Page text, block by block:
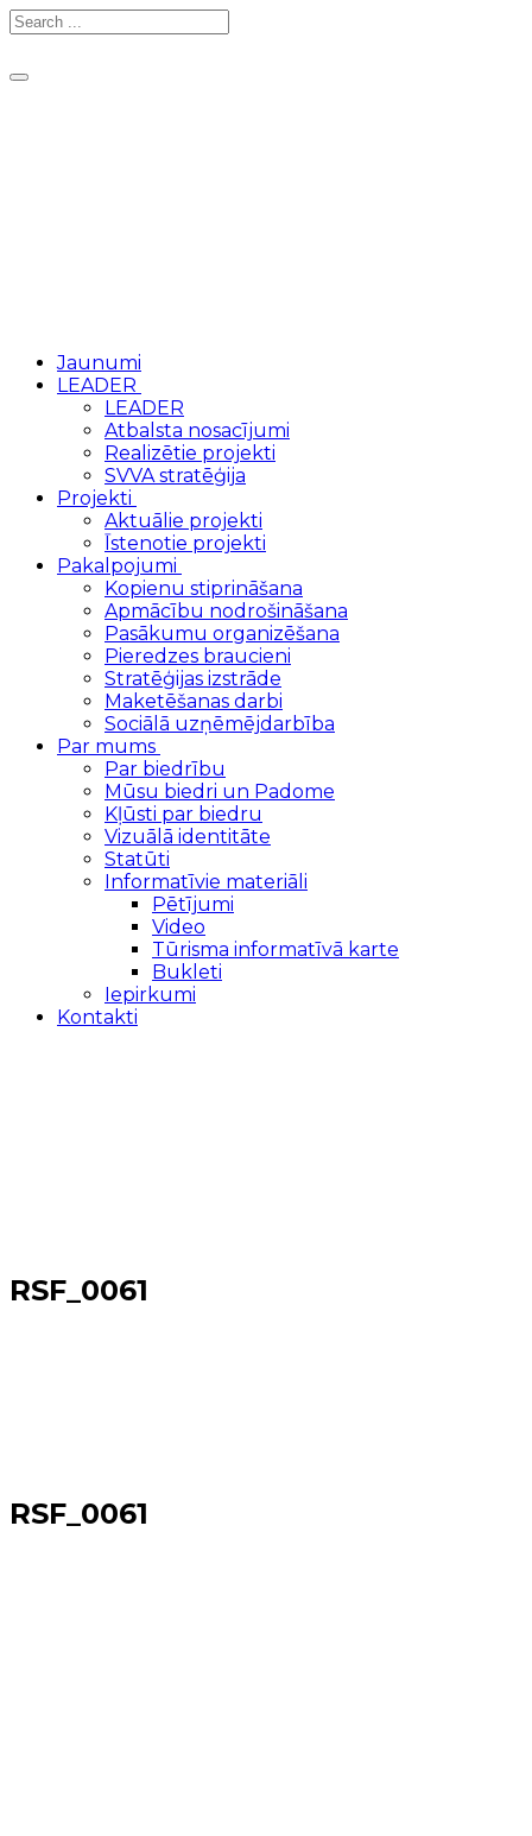
Toggle
Jaunumi
LEADER
LEADER
Atbalsta nosacījumi
Realizētie projekti
SVVA stratēģija
Projekti
Aktuālie projekti
Īstenotie projekti
Pakalpojumi
Kopienu stiprināšana
Apmācību nodrošināšana
Pasākumu organizēšana
Pieredzes braucieni
Stratēģijas izstrāde
Maketēšanas darbi
Sociālā uzņēmējdarbība
Par mums
Par biedrību
Mūsu biedri un Padome
Kļūsti par biedru
Vizuālā identitāte
Statūti
Informatīvie materiāli
Pētījumi
Video
Tūrisma informatīvā karte
Bukleti
Iepirkumi
Kontakti
RSF_0061
RSF_0061